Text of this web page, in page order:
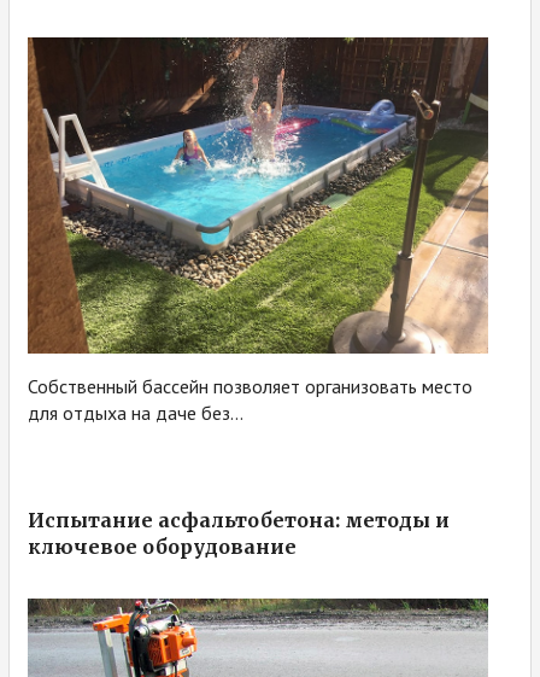
Собственный бассейн позволяет организовать место
для отдыха на даче без...
Испытание асфальтобетона: методы и
ключевое оборудование